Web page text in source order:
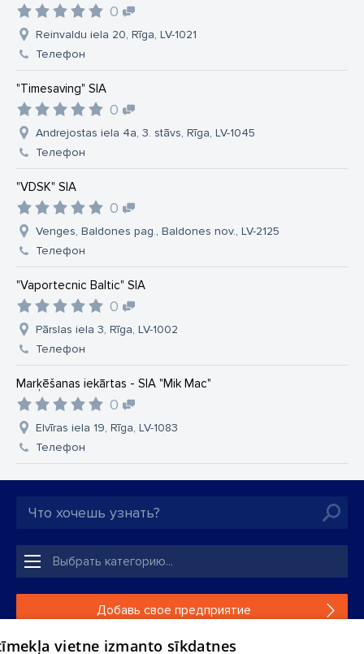
0
Reinvaldu iela 20, Rīga, LV-1021
Телефон
"Timesaving" SIA
0
Andrejostas iela 4a, 3. stāvs, Rīga, LV-1045
Телефон
"VDSK" SIA
0
Venges, Baldones pag., Baldones nov., LV-2125
Телефон
"Vaportecnic Baltic" SIA
0
Pārslas iela 3, Rīga, LV-1002
Телефон
Marķēšanas iekārtas - SIA "Mik Mac"
0
Elvīras iela 19, Rīga, LV-1083
Телефон
Добавь свое предприятие
Если твоего предприятия нет в нашей базе данных,
vietne izmanto sīkdatnes